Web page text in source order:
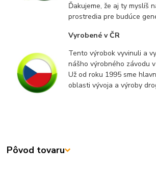
Ďakujeme, že aj ty myslíš
prostredia pre budúce
Vyrobené v ČR
Tento výrobok vyvinuli a
nášho výrobného závodu
Už od roku 1995 sme
oblasti vývoja a výroby
Pôvod tovaru